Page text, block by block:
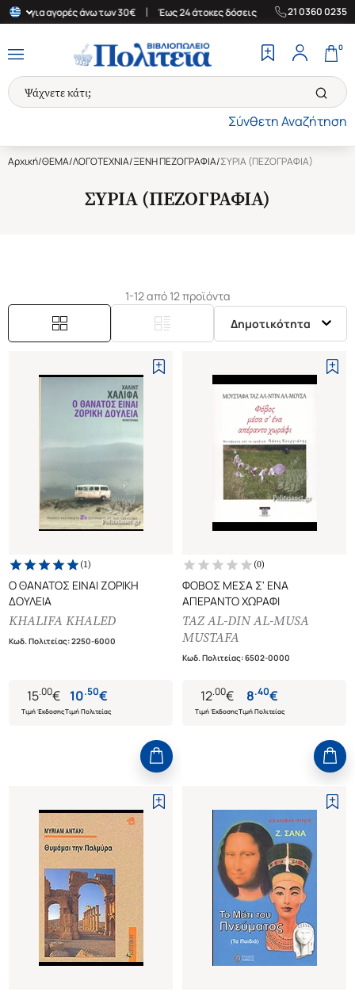
για αγορές άνω των 30€ | Έως 24 άτοκες δόσεις | Δωρεάν
21 0360 0235
Σύνθετη Αναζήτηση
0
Αρχική/ΘΕΜΑ/ΛΟΓΟΤΕΧΝΙΑ/ΞΕΝΗ ΠΕΖΟΓΡΑΦΙΑ/ΣΥΡΙΑ (ΠΕΖΟΓΡΑΦΙΑ)
ΣΥΡΙΑ (ΠΕΖΟΓΡΑΦΙΑ)
1-12 από 12 προϊόντα
Δημοτικότητα
(1)
Ο ΘΑΝΑΤΟΣ ΕΙΝΑΙ ΖΟΡΙΚΗ
ΔΟΥΛΕΙΑ
KHALIFA KHALED
Κωδ. Πολιτείας:2250-6000
15.00€
Τιμή Έκδοσης
10.50€
Τιμή Πολιτείας
(0)
ΦΟΒΟΣ ΜΕΣΑ Σ' ΕΝΑ
ΑΠΕΡΑΝΤΟ ΧΩΡΑΦΙ
TAZ AL-DIN AL-MUSA
MUSTAFA
Κωδ. Πολιτείας:6502-0000
12.00€
Τιμή Έκδοσης
8.40€
Τιμή Πολιτείας